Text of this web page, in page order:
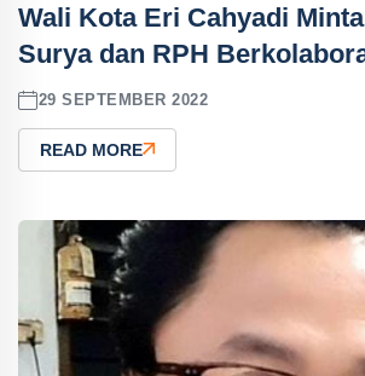
Wali Kota Eri Cahyadi
Surya dan RPH
29 SEPTEMBER 2022
READ MORE